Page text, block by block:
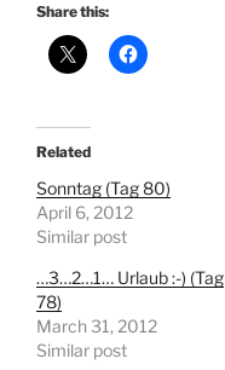
Share this:
Related
Sonntag (Tag 80)
April 6, 2012
Similar post
…3…2…1… Urlaub :-) (Tag
78)
March 31, 2012
Similar post